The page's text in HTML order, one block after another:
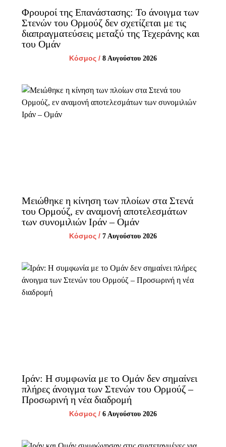
Φρουροί της Επανάστασης: Το άνοιγμα των
Στενών του Ορμούζ δεν σχετίζεται με τις
διαπραγματεύσεις μεταξύ της Τεχεράνης και
του Ομάν
Κόσμος / 8 Αυγούστου 2026
Μειώθηκε η κίνηση των πλοίων στα Στενά
του Ορμούζ, εν αναμονή αποτελεσμάτων
των συνομιλιών Ιράν – Ομάν
Κόσμος / 7 Αυγούστου 2026
Ιράν: Η συμφωνία με το Ομάν δεν σημαίνει
πλήρες άνοιγμα των Στενών του Ορμούζ –
Προσωρινή η νέα διαδρομή
Κόσμος / 6 Αυγούστου 2026